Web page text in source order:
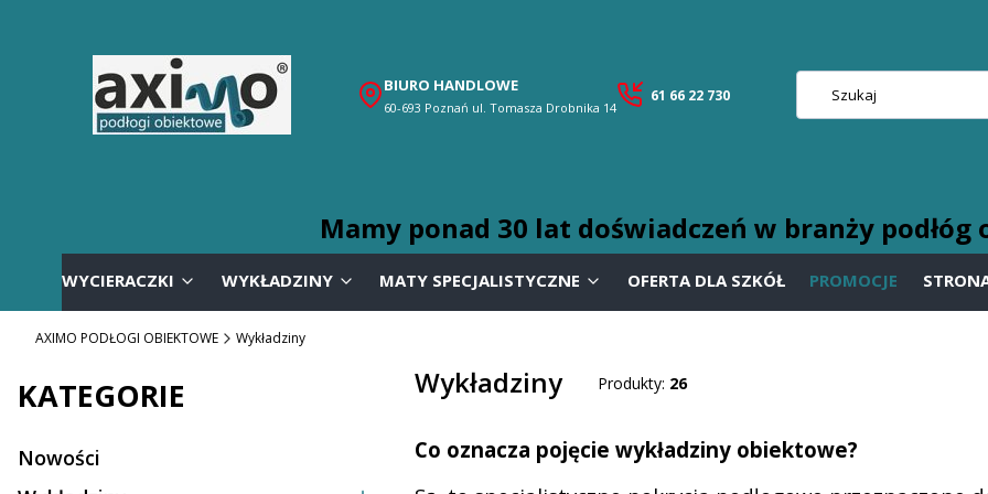
61 66 22 730
BIURO HANDLOWE
60-693 Poznań ul. Tomasza Drobnika 14
Mamy ponad 30 lat doświadczeń w branży
WYCIERACZKI WYKŁADZINY MATY SPECJALISTYCZNE OFERTA DLA SZKÓŁ PROMOCJE
AXIMO PODŁOGI OBIEKTOWE Wykładziny
KATEGORIE
Kategoria - Nowości
Nowości
Wykładziny Produkty: 26
Co oznacza pojęcie wykładziny obiektowe?